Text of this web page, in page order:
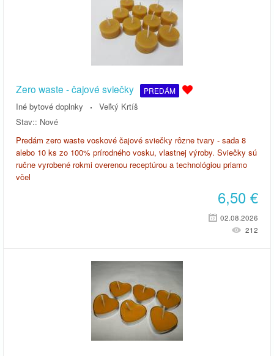
Zero waste - čajové sviečky PREDÁM
Iné bytové doplnky
Veľký Krtíš
Stav:: Nové
Predám zero waste voskové čajové sviečky rôzne tvary - sada 8
alebo 10 ks zo 100% prírodného vosku, vlastnej výroby. Sviečky sú
ručne vyrobené rokmi overenou receptúrou a technológiou priamo
včel
6,50 €
02.08.2026
212